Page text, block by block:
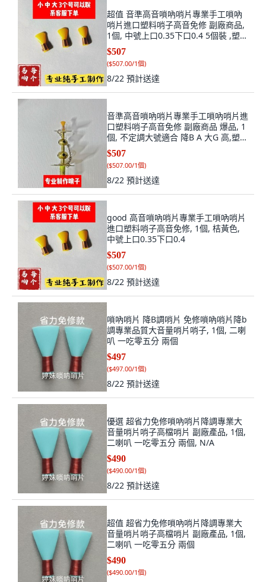
超值 音準高音嗩吶哨片專業手工嗩吶
哨片進口塑料哨子高音免修 副廠商品,
1個, 中號上口0.35下口0.4 5個裝 ,塑料
哨子桔黃色 5個哨片 +盒子
$507
($507.00/1個)
8/22 預計送達
音準高音嗩吶哨片專業手工嗩吶哨片進
口塑料哨子高音免修 副廠商品 爆品, 1
個, 不定調大號適合 降B A 大G 高,塑料
哨子桔黃色 5個哨片 +盒子, 桔黃色, 不
定調大號
$507
($507.00/1個)
8/22 預計送達
good 高音嗩吶哨片專業手工嗩吶哨片
進口塑料哨子高音免修, 1個, 桔黃色,
中號上口0.35下口0.4
$507
($507.00/1個)
8/22 預計送達
嗩吶哨片 降B調哨片 免修嗩吶哨片降b
調專業品質大音量哨片哨子, 1個, 二喇
叭 一吃零五分 兩個
$497
($497.00/1個)
8/22 預計送達
優選 超省力免修嗩吶哨片降調專業大
音量哨片哨子高檔哨片 副廠產品, 1個,
二喇叭 一吃零五分 兩個, N/A
$490
($490.00/1個)
8/22 預計送達
超值 超省力免修嗩吶哨片降調專業大
音量哨片哨子高檔哨片 副廠產品, 1個,
二喇叭 一吃零五分 兩個
$490
($490.00/1個)